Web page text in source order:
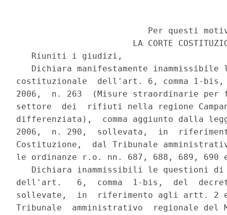
Per questi
LA CORTE
   Riuniti i giudizi,
Dichiara manifestamente inammissibile
costituzionale  dell'art. 6, comma 1-bis,
2006,  n. 263  (Misure straordinarie per
settore  dei  rifiuti nella regione
differenziata),  comma aggiunto dalla
2006,  n. 290,  sollevata,  in
Costituzione,  dal Tribunale
le ordinanze r.o. nn. 687, 688, 689, 690
Dichiara inammissibili le questioni
dell'art.   6,  comma  1-bis,  del
sollevate,  in  riferimento agli artt. 2
Tribunale  amministrativo  regionale